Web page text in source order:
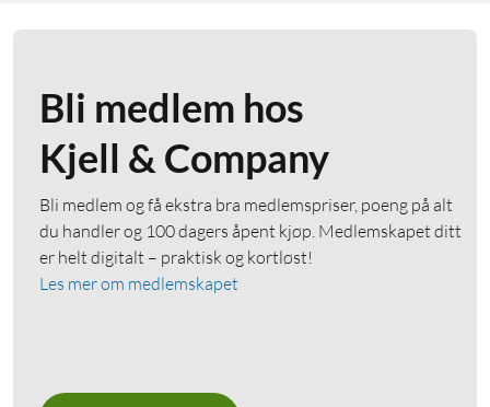
Bli medlem hos
Kjell & Company
Bli medlem og få ekstra bra medlemspriser, poeng på alt
du handler og 100 dagers åpent kjøp. Medlemskapet ditt
er helt digitalt – praktisk og kortløst!
Les mer om medlemskapet